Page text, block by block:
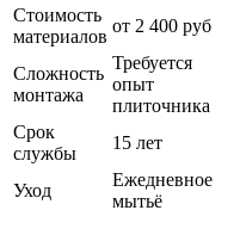
Стоимость
материалов
от 2 400 руб
Сложность
монтажа
Требуется
опыт
плиточника
Срок
службы
15 лет
Уход
Ежедневное
мытьё